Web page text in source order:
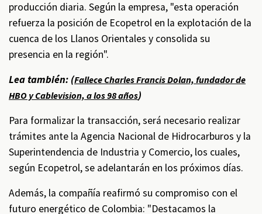
producción diaria. Según la empresa, "esta operación
refuerza la posición de Ecopetrol en la explotación de la
cuenca de los Llanos Orientales y consolida su
presencia en la región".
Lea también: (Fallece Charles Francis Dolan, fundador de
HBO y Cablevision, a los 98 años)
Para formalizar la transacción, será necesario realizar
trámites ante la Agencia Nacional de Hidrocarburos y la
Superintendencia de Industria y Comercio, los cuales,
según Ecopetrol, se adelantarán en los próximos días.
Además, la compañía reafirmó su compromiso con el
futuro energético de Colombia: "Destacamos la